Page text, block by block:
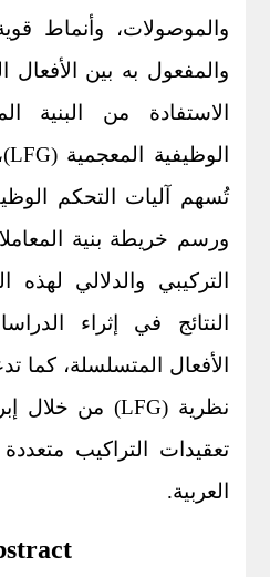
والموصولات، وأنماط
والمفعول به بين
الاستفادة من البنية
الوظيفية المعجمية (LFG
تُسهم آليات التحكم
ورسم خريطة بنية
التركيبي والدلالي
النتائج في إثراء
الأفعال المتسلسلة، كما
نظرية (LFG) من خلال
تعقيدات التراكيب
العربية.